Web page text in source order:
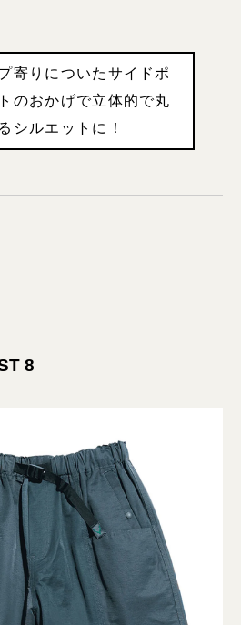
寄りについたサイドポ
のおかげで立体的で丸
シルエットに！
8